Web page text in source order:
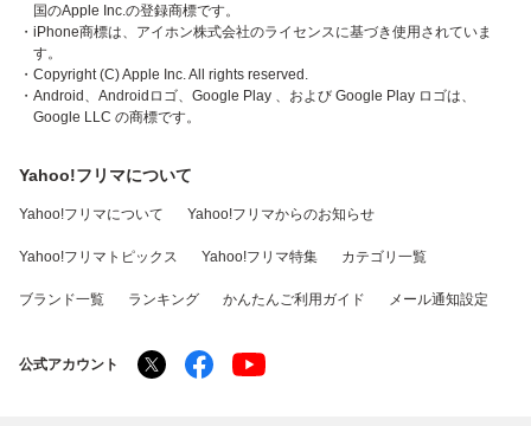
国のApple Inc.の登録商標です。
・iPhone商標は、アイホン株式会社のライセンスに基づき使用されていま
す。
・Copyright (C) Apple Inc. All rights reserved.
・Android、Androidロゴ、Google Play 、および Google Play ロゴは、
Google LLC の商標です。
Yahoo!フリマについて
Yahoo!フリマについて Yahoo!フリマからのお知らせ
Yahoo!フリマトピックス Yahoo!フリマ特集 カテゴリ一覧
ブランド一覧 ランキング かんたんご利用ガイド メール通知設定
公式アカウント